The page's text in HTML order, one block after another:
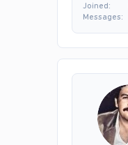
Joined
Messages